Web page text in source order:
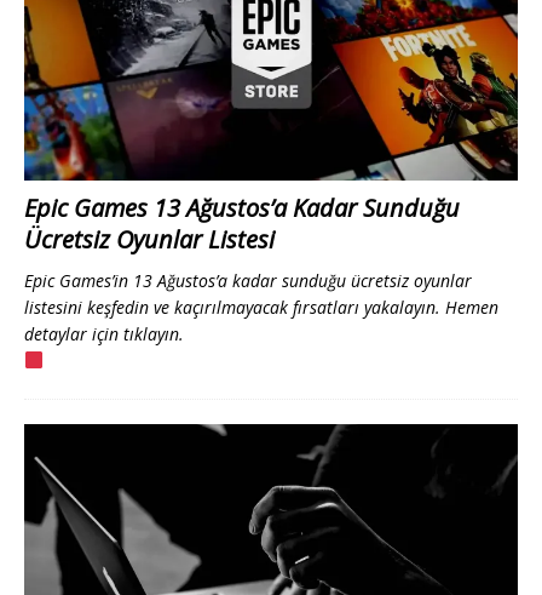
Epic Games 13 Ağustos’a Kadar Sunduğu
Ücretsiz Oyunlar Listesi
Epic Games’in 13 Ağustos’a kadar sunduğu ücretsiz oyunlar
listesini keşfedin ve kaçırılmayacak fırsatları yakalayın. Hemen
detaylar için tıklayın.